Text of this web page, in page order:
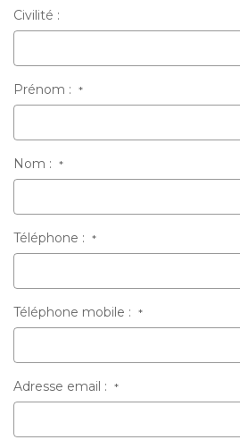
Civilité :
Prénom : *
Nom : *
Téléphone : *
Téléphone mobile : *
Adresse email : *